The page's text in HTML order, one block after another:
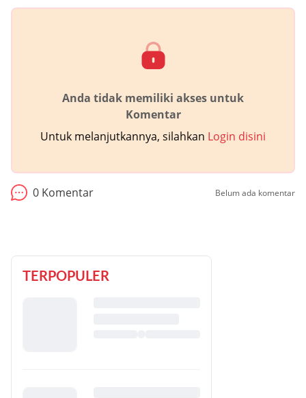
Anda tidak memiliki akses untuk
Komentar
Untuk melanjutkannya, silahkan Login disini
0 Komentar Belum ada komentar
TERPOPULER